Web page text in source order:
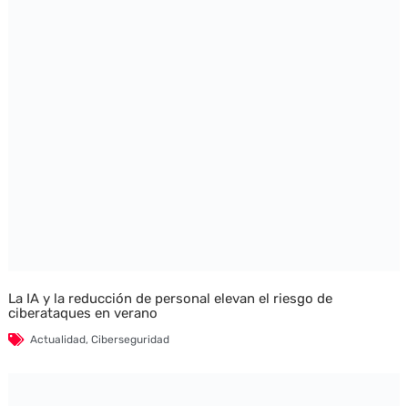
La IA y la reducción de personal elevan el riesgo de
ciberataques en verano
Actualidad, Ciberseguridad